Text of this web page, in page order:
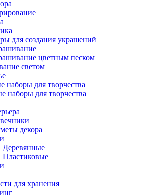
для создания украшений
цветным песком
светом
наборы для творчества
наборы для творчества
декора
Деревянные
Пластиковые
для хранения